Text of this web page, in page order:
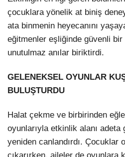
çocuklara yönelik at biniş
ata binmenin heyecanını
eğitmenler eşliğinde güvenli
unutulmaz anılar biriktirdi.
GELENEKSEL OYUNLAR
BULUŞTURDU
Halat çekme ve birbirinden
oyunlarıyla etkinlik alanı adeta
yeniden canlandırdı. Çocuklar